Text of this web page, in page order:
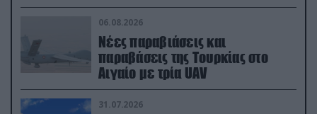
06.08.2026
Νέες παραβιάσεις και
παραβάσεις της Τουρκίας στο
Αιγαίο με τρία UAV
31.07.2026